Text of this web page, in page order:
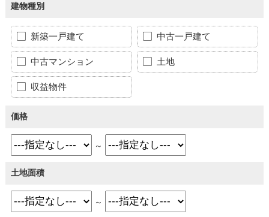
建物種別
新築一戸建て 中古一戸建て
中古マンション 土地
収益物件
価格
～
土地面積
～